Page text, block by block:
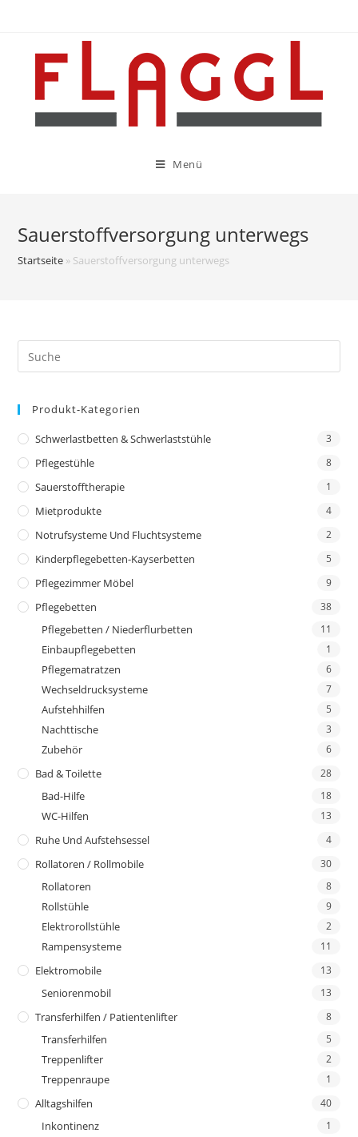
Menü
Sauerstoffversorgung unterwegs
Startseite » Sauerstoffversorgung unterwegs
Produkt-Kategorien
Schwerlastbetten & Schwerlaststühle 3
Pflegestühle 8
Sauerstofftherapie 1
Mietprodukte 4
Notrufsysteme Und Fluchtsysteme 2
Kinderpflegebetten-Kayserbetten 5
Pflegezimmer Möbel 9
Pflegebetten 38
Pflegebetten / Niederflurbetten 11
Einbaupflegebetten 1
Pflegematratzen 6
Wechseldrucksysteme 7
Aufstehhilfen 5
Nachttische 3
Zubehör 6
Bad & Toilette 28
Bad-Hilfe 18
WC-Hilfen 13
Ruhe Und Aufstehsessel 4
Rollatoren / Rollmobile 30
Rollatoren 8
Rollstühle 9
Elektrorollstühle 2
Rampensysteme 11
Elektromobile 13
Seniorenmobil 13
Transferhilfen / Patientenlifter 8
Transferhilfen 5
Treppenlifter 2
Treppenraupe 1
Alltagshilfen 40
Inkontinenz 1